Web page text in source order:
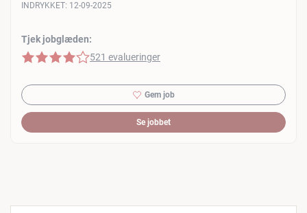
Tjek jobglæden:
4 af 5 stjerner
521 evalueringer
INDRYKKET: 12-09-2025
Gem job
Se jobbet